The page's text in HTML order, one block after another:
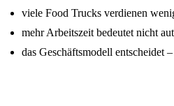
viele Food Trucks verdienen
mehr Arbeitszeit bedeutet nicht
das Geschäftsmodell entscheidet